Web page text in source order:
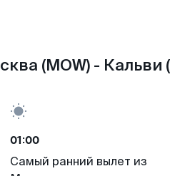
(MOW) - Кальви
01:00
Самый ранний вылет из